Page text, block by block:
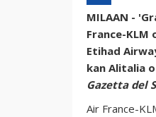
MILAAN -
France-KLM
Etihad
kan Alitalia
Gazetta del
Air France-